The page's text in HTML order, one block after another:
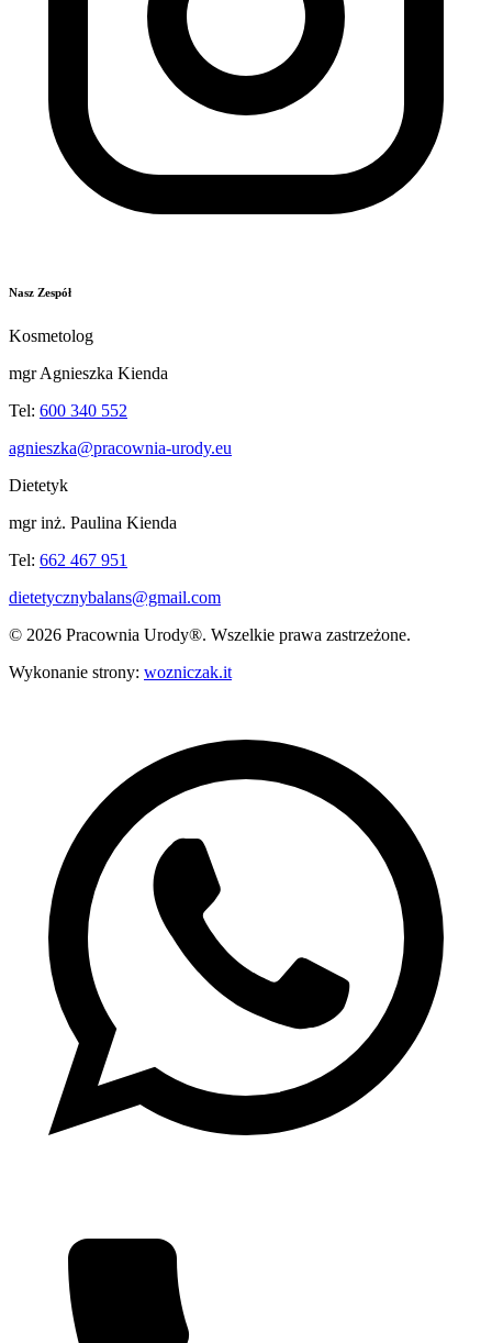
Nasz Zespół
Kosmetolog
mgr Agnieszka Kienda
Tel: 600 340 552
agnieszka@pracownia-urody.eu
Dietetyk
mgr inż. Paulina Kienda
Tel: 662 467 951
dietetycznybalans@gmail.com
© 2026 Pracownia Urody®. Wszelkie prawa zastrzeżone.
Wykonanie strony: wozniczak.it